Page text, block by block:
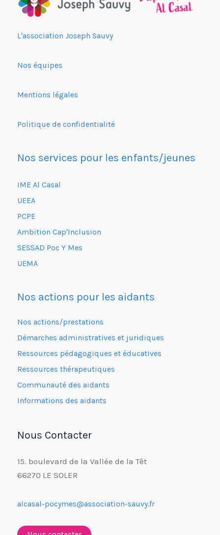
L'association Joseph Sauvy
Nos équipes
Mentions légales
Politique de confidentialité
Nos services pour les enfants/jeunes
IME Al Casal
UEEA
PCPE
Ambition Cap'Inclusion
SESSAD Poc Y Mes
UEMA
Nos actions pour les aidants
Nos actions/prestations
Démarches administratives et juridiques
Ressources pédagogiques et éducatives
Ressources thérapeutiques
Communauté des aidants
Informations des aidants
Nous Contacter
15. boulevard de la Vallée de la Têt
66270 LE SOLER
alcasal-pocymes@association-sauvy.fr